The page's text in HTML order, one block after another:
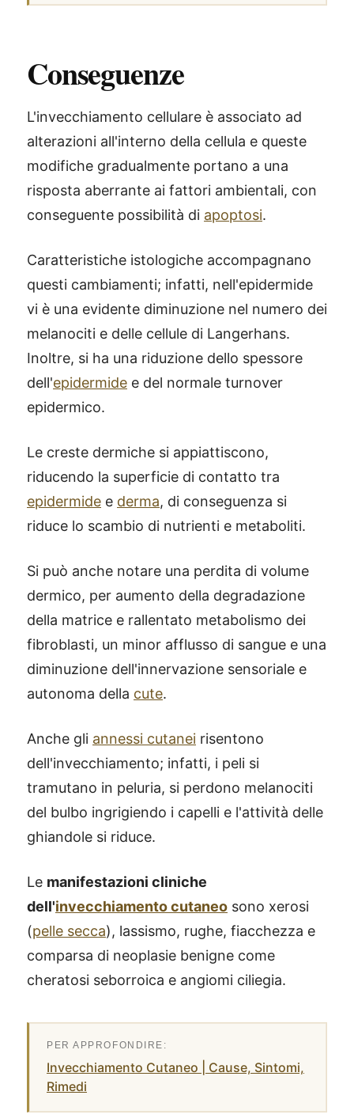
Conseguenze
L'invecchiamento cellulare è associato ad
alterazioni all'interno della cellula e queste
modifiche gradualmente portano a una
risposta aberrante ai fattori ambientali, con
conseguente possibilità di apoptosi.
Caratteristiche istologiche accompagnano
questi cambiamenti; infatti, nell'epidermide
vi è una evidente diminuzione nel numero dei
melanociti e delle cellule di Langerhans.
Inoltre, si ha una riduzione dello spessore
dell'epidermide e del normale turnover
epidermico.
Le creste dermiche si appiattiscono,
riducendo la superficie di contatto tra
epidermide e derma, di conseguenza si
riduce lo scambio di nutrienti e metaboliti.
Si può anche notare una perdita di volume
dermico, per aumento della degradazione
della matrice e rallentato metabolismo dei
fibroblasti, un minor afflusso di sangue e una
diminuzione dell'innervazione sensoriale e
autonoma della cute.
Anche gli annessi cutanei risentono
dell'invecchiamento; infatti, i peli si
tramutano in peluria, si perdono melanociti
del bulbo ingrigiendo i capelli e l'attività delle
ghiandole si riduce.
Le manifestazioni cliniche
dell'invecchiamento cutaneo sono xerosi
(pelle secca), lassismo, rughe, fiacchezza e
comparsa di neoplasie benigne come
cheratosi seborroica e angiomi ciliegia.
Invecchiamento Cutaneo | Cause, Sintomi,
Rimedi